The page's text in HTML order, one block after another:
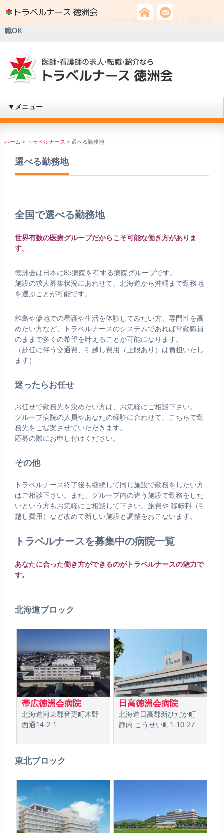
トラベルナース求人なら徳洲会！沖縄や離島、北海道まで看護師転
職OK
▼メニュー
ホーム > トラベルナース > 選べる勤務地
選べる勤務地
全国で選べる勤務地
世界有数の医療グループだからこそ可能な働き方がありま
す。
徳洲会は日本に85病院を有する病院グループです。
施設の求人募集状況にあわせて、北海道から沖縄まで勤務地
を選ぶことが可能です。
離島や僻地での看護や生活を体験してみたい方、専門性を高
めたい方など、トラベルナースのシステムであれば常勤職員
のままで多くの希望を叶えることが可能になります。
（赴任に伴う交通費、引越し費用（上限あり）は負担いたし
ます）
迷ったらお任せ
お任せで勤務先を決めたい方は、お気軽にご相談下さい。
グループ病院の人員やあなたの経験に合わせて、こちらで勤
務先をご提案させていただきます。
応募の際にお申し付けください。
その他
トラベルナース終了後も継続して同じ施設で勤務をしたい方
はご相談下さい。また、グループ内の違う施設で勤務をした
いという方もお気軽にご相談して下さい。旅費や 移転料（引
越し費用）など改めて新しい施設と調整をおこないます。
トラベルナースを募集中の病院一覧
あなたに合った働き方ができるのがトラベルナースの魅力で
す。
北海道ブロック
帯広徳洲会病院
北海道河東郡音更町木野
西通14-2-1
日高徳洲会病院
北海道日高郡新ひだか町
静内 こうせい町1-10-27
東北ブロック